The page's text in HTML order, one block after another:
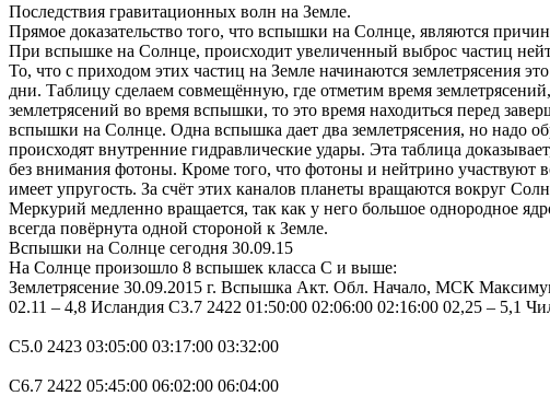
Последствия гравитационных волн на Земле.
Прямое доказательство того, что вспышки на Солнце, являются
При вспышке на Солнце, происходит увеличенный выброс частиц
То, что с приходом этих частиц на Земле начинаются землетрясения
дни. Таблицу сделаем совмещённую, где отметим время
землетрясений во время вспышки, то это время находиться перед
вспышки на Солнце. Одна вспышка дает два землетрясения, но надо
происходят внутренние гидравлические удары. Эта таблица
без внимания фотоны. Кроме того, что фотоны и нейтрино участвуют
имеет упругость. За счёт этих каналов планеты вращаются вокруг
Меркурий медленно вращается, так как у него большое однородное
всегда повёрнута одной стороной к Земле.
Вспышки на Солнце сегодня 30.09.15
На Солнце произошло 8 вспышек класса С и выше:
Землетрясение 30.09.2015 г. Вспышка Акт. Обл. Начало, МСК
02.11 – 4,8 Исландия C3.7 2422 01:50:00 02:06:00 02:16:00 02,25 – 5,1
C5.0 2423 03:05:00 03:17:00 03:32:00
C6.7 2422 05:45:00 06:02:00 06:04:00